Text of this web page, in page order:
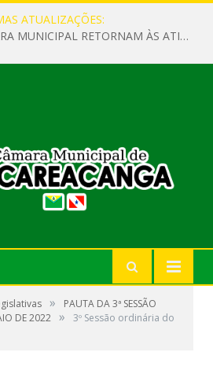
ATUALIZAÇÕES:
SERVIDORES DA CÂMARA MUNICIPAL RETORNAM ÀS ATIVIDADES APÓS O RECESSO PARLAMENTAR
»
PAUTA DA 3ª SESSÃO
DE 2022 »
3º Sessão ordinária do